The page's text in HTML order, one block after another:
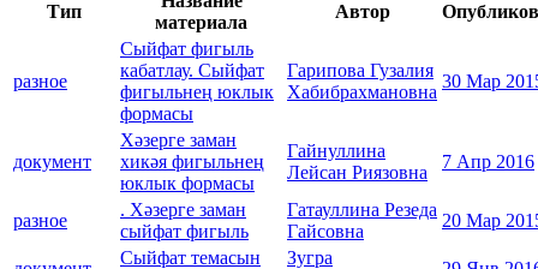
Тип
материала
Автор
разное
Сыйфат фигыль
кабатлау. Сыйфат
фигыльнең юклык
формасы
Гарипова Гузалия
Хабибрахмановна
30 Мар
документ
Хәзерге заман
хикәя фигыльнең
юклык формасы
Гайнуллина
Лейсан Риязовна
7 Апр 2016
разное
. Хәзерге заман
сыйфат фигыль
Гатауллина Резеда
Гайсовна
20 Мар
Сыйфат темасын
Зугра